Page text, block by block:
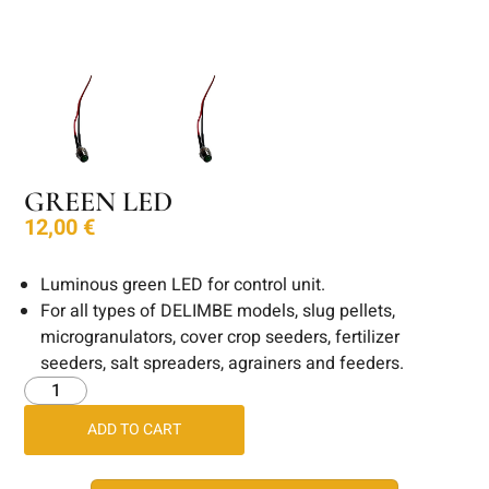
GREEN LED
12,00€
Luminous green LED for control unit.
For all types of DELIMBE models, slug pellets,
microgranulators, cover crop seeders, fertilizer
seeders, salt spreaders, agrainers and feeders.
ADD TO CART